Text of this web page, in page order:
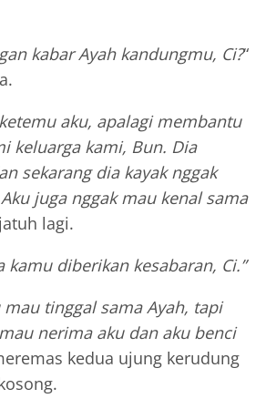
kabar Ayah kandungmu, Ci?“
aku, apalagi membantu
keluarga kami, Bun. Dia
sekarang dia kayak nggak
juga nggak mau kenal sama
lagi.
kamu diberikan kesabaran, Ci.”
mau tinggal sama Ayah, tapi
nerima aku dan aku benci
kedua ujung kerudung